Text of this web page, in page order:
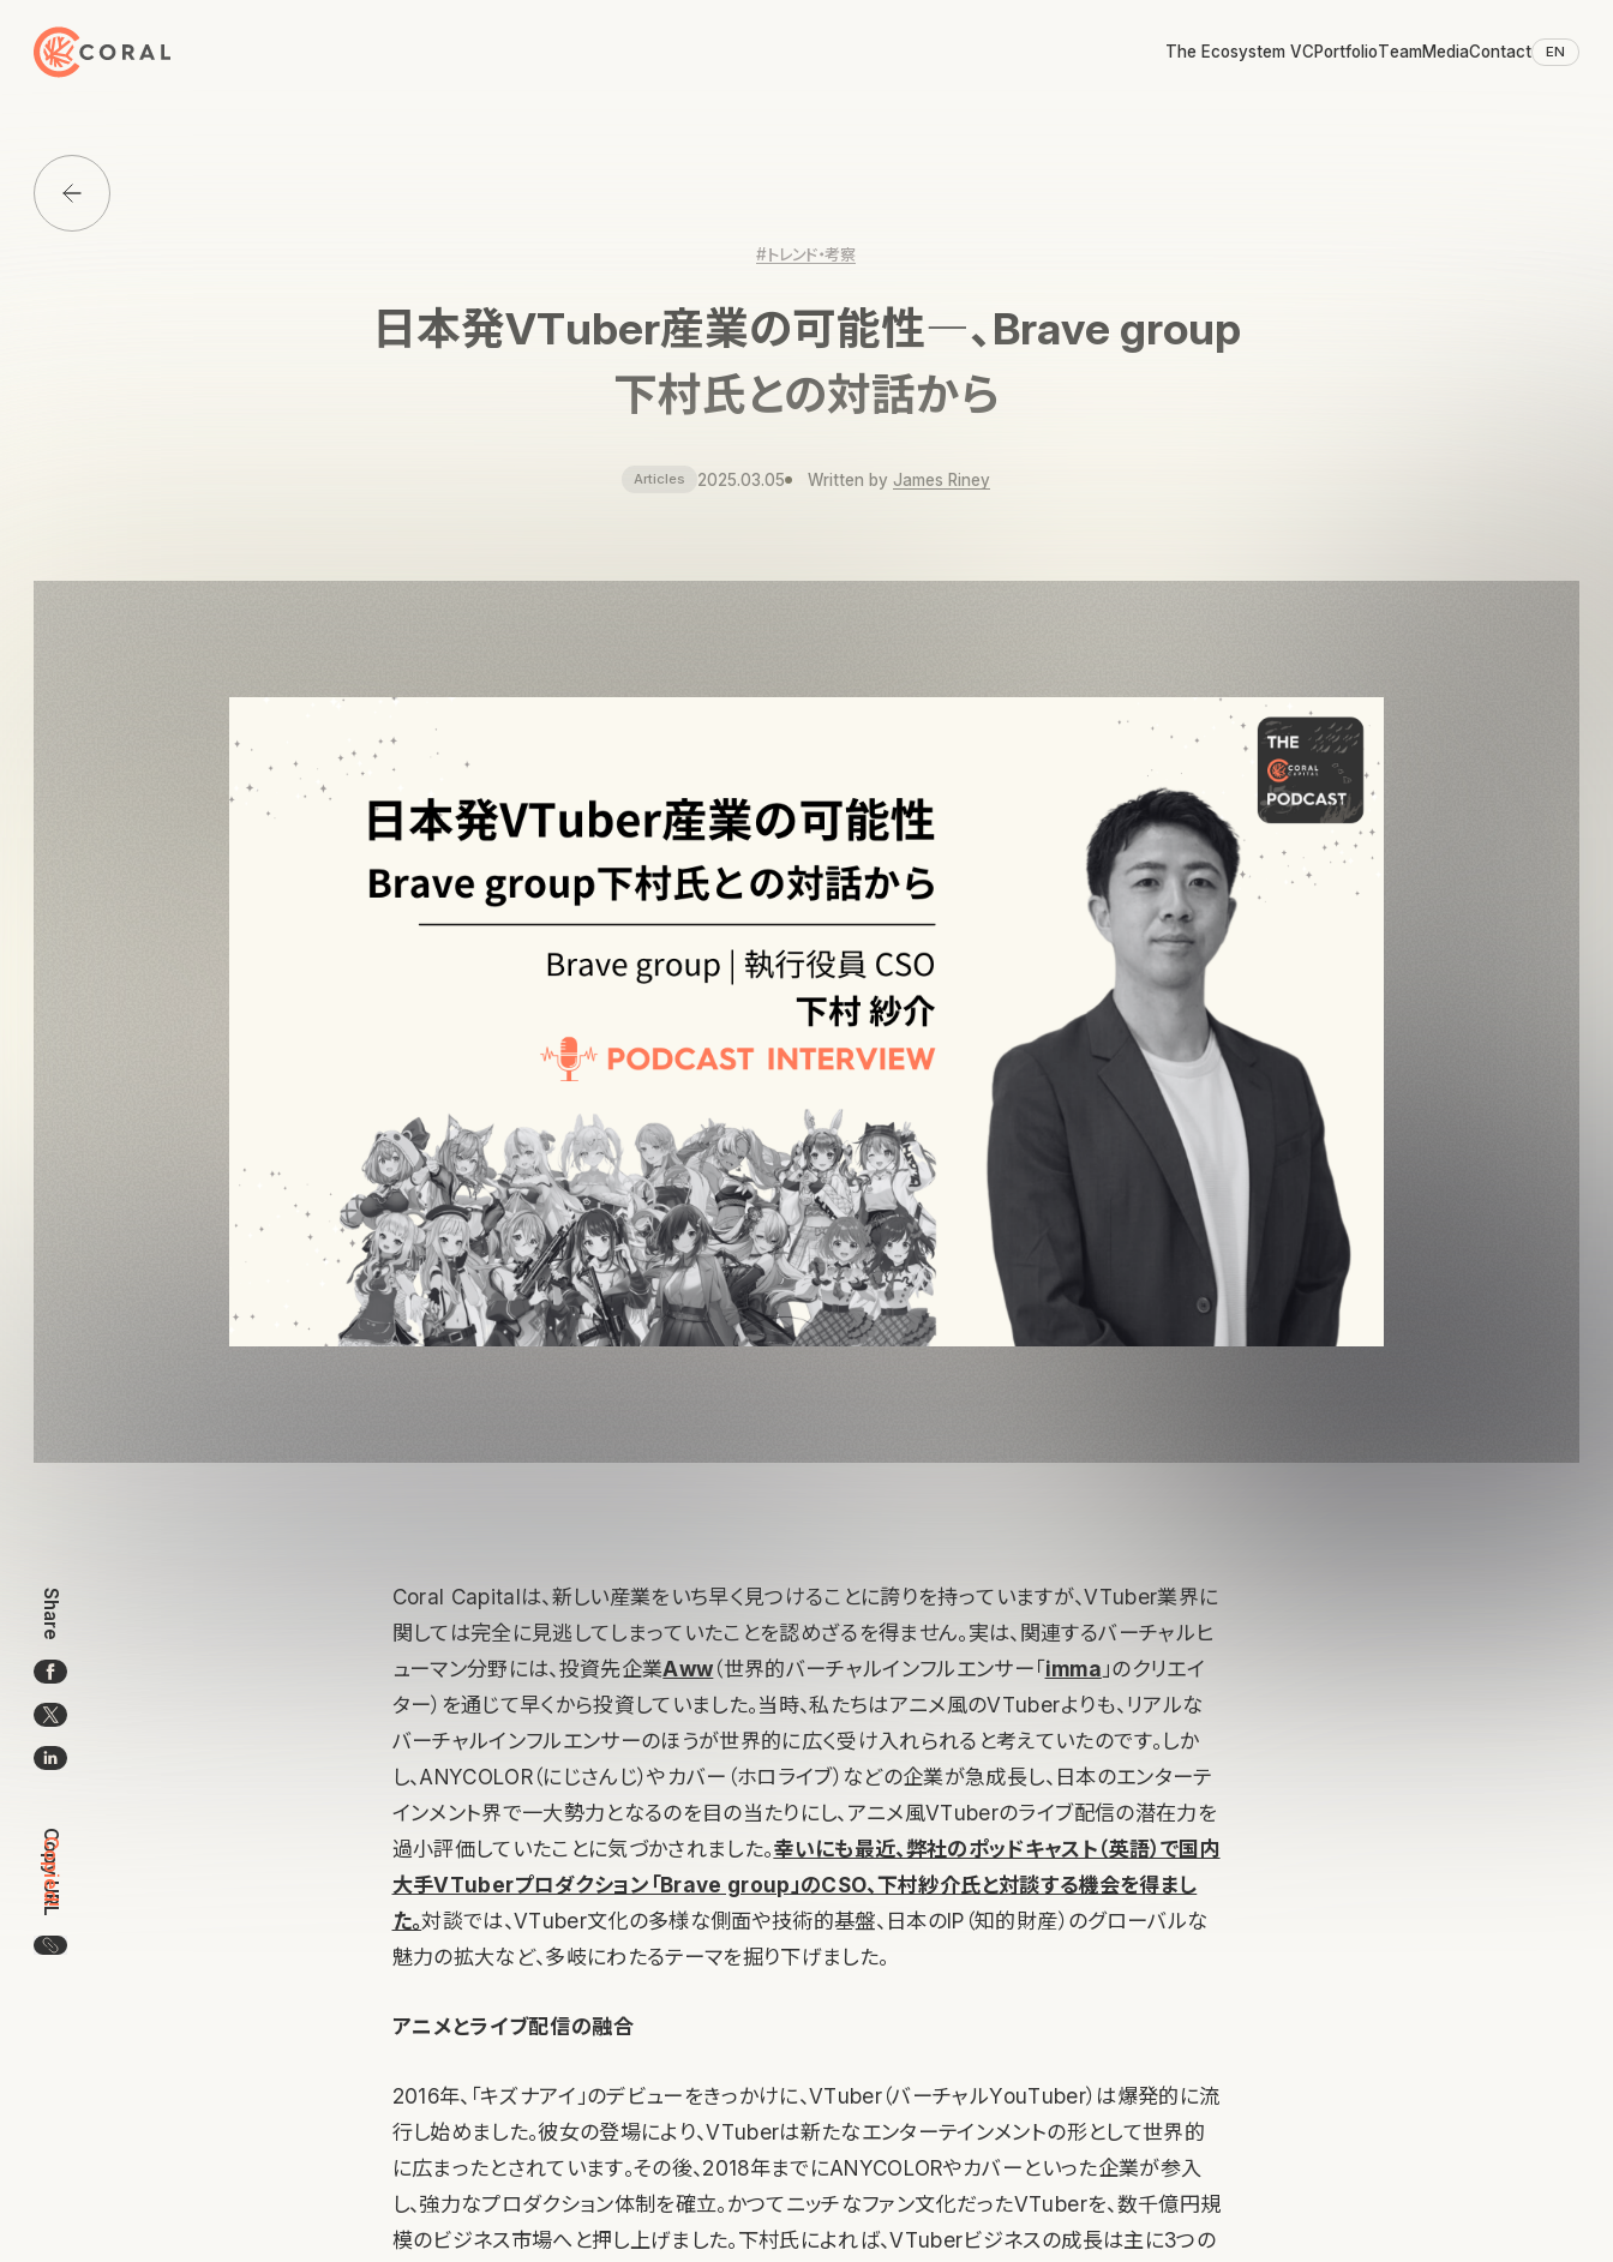
トップページへ戻る
The Ecosystem VCPortfolioTeamMediaContact EN
Media一覧に戻る
#トレンド・考察
日本発VTuber産業の可能性―、Brave group
下村氏との対話から
Articles 2025.03.05 Written byJames Riney
Share
Copy URL
Copied!
この記事のURLをコピー
Coral Capitalは、新しい産業をいち早く見つけることに誇りを持っていますが、VTuber業界に
関しては完全に見逃してしまっていたことを認めざるを得ません。実は、関連するバーチャルヒ
ューマン分野には、投資先企業Aww（世界的バーチャルインフルエンサー「imma 」のクリエイ
ター）を通じて早くから投資していました。当時、私たちはアニメ風のVTuberよりも、リアルな
バーチャルインフルエンサーのほうが世界的に広く受け入れられると考えていたのです。しか
し、ANYCOLOR（にじさんじ）やカバー（ホロライブ）などの企業が急成長し、日本のエンターテ
インメント界で一大勢力となるのを目の当たりにし、アニメ風VTuberのライブ配信の潜在力を
過小評価していたことに気づかされました。幸いにも最近、弊社のポッドキャスト（英語）で国内
大手VTuberプロダクション「Brave group」のCSO、下村紗介氏と対談する機会を得まし
た。対談では、VTuber文化の多様な側面や技術的基盤、日本のIP（知的財産）のグローバルな
魅力の拡大など、多岐にわたるテーマを掘り下げました。
アニメとライブ配信の融合
2016年、「キズナアイ」のデビューをきっかけに、VTuber（バーチャルYouTuber）は爆発的に流
行し始めました。彼女の登場により、VTuberは新たなエンターテインメントの形として世界的
に広まったとされています。その後、2018年までにANYCOLORやカバーといった企業が参入
し、強力なプロダクション体制を確立。かつてニッチなファン文化だったVTuberを、数千億円規
模のビジネス市場へと押し上げました。下村氏によれば、VTuberビジネスの成長は主に3つの